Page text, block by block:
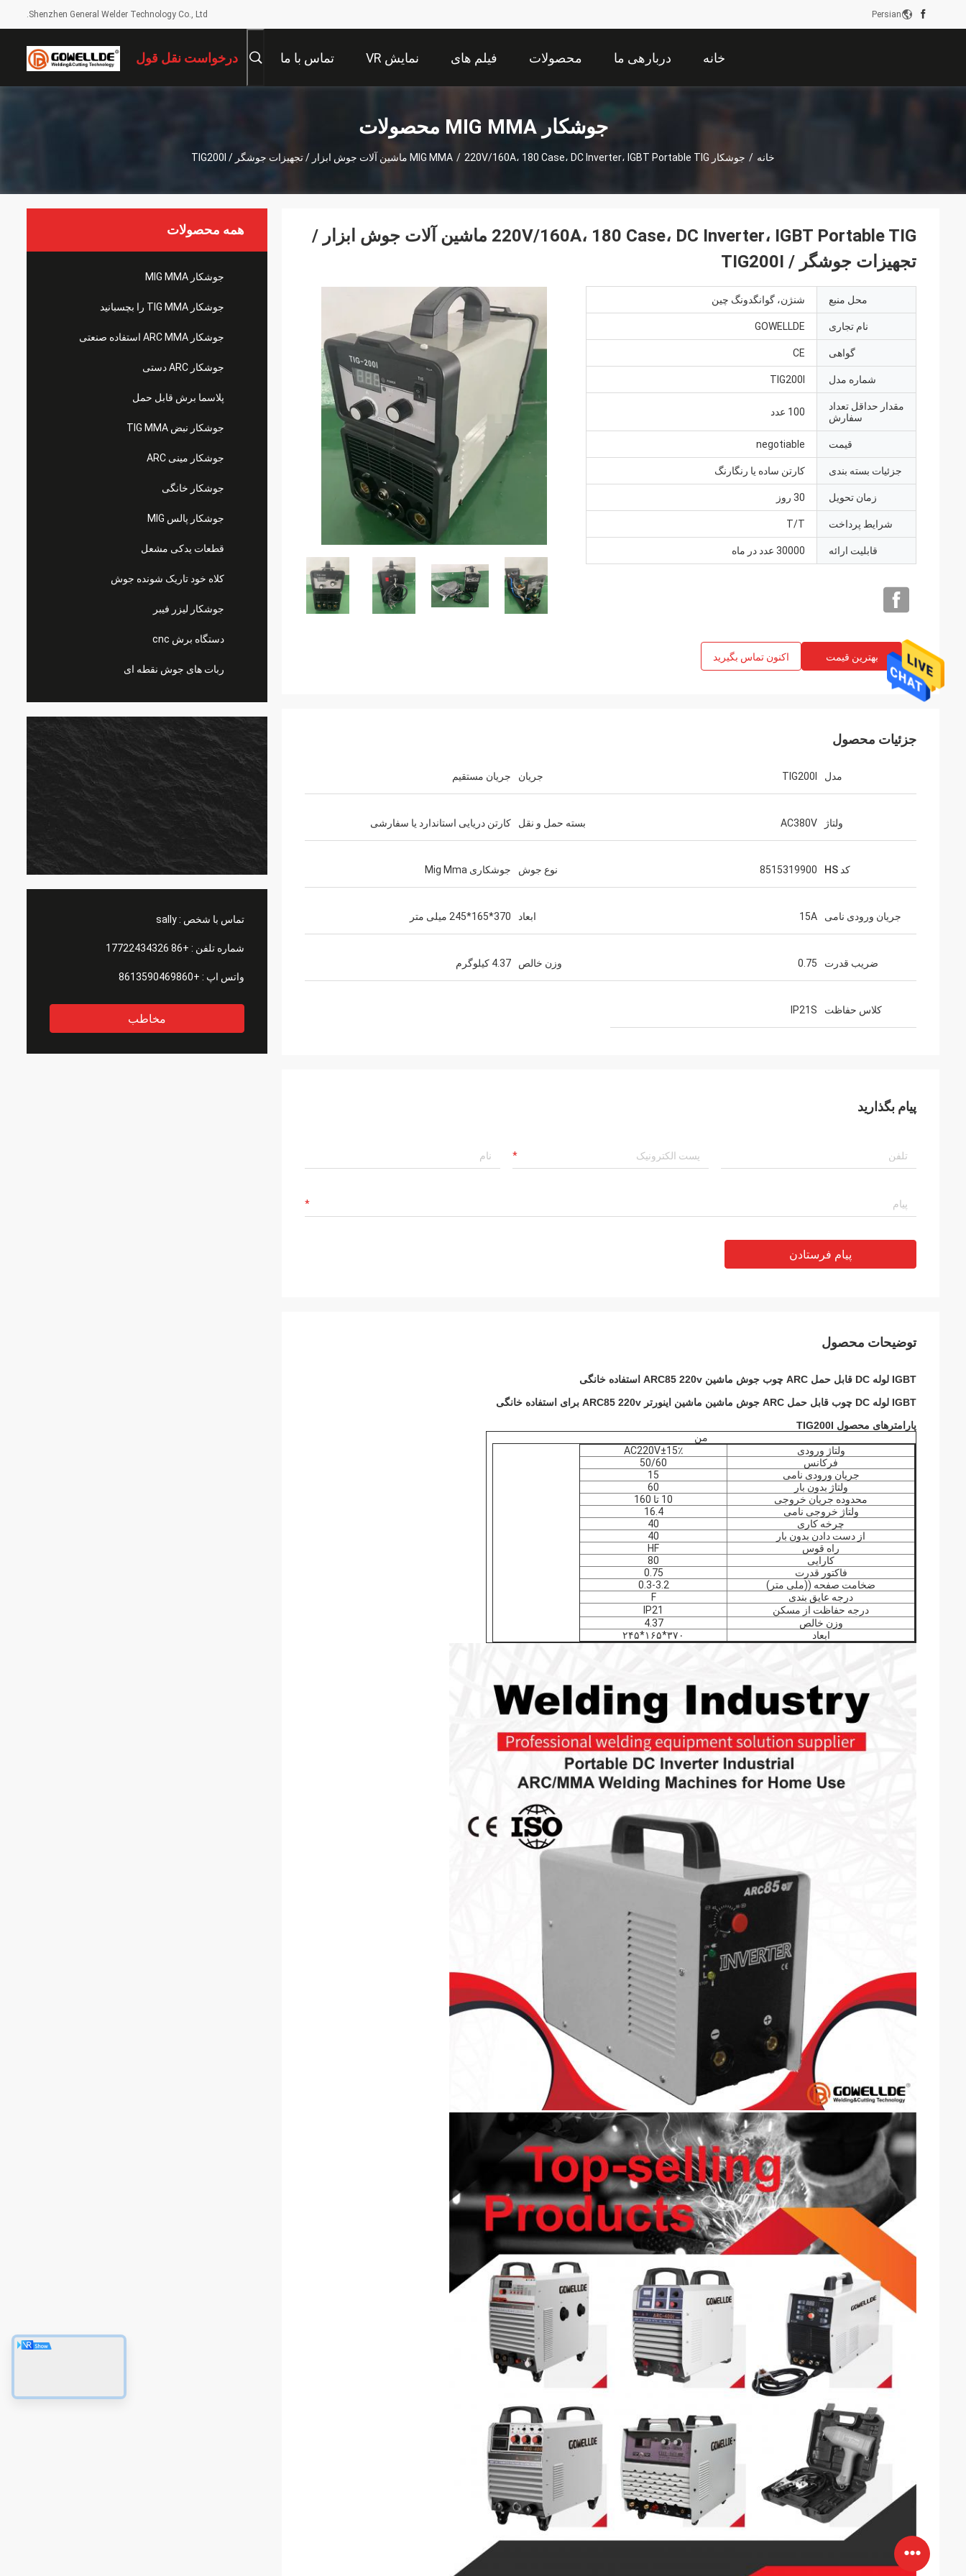
Shenzhen General Welder Technology Co., Ltd. Persian
خانه دربارهی ما محصولات فیلم های نمایش VR تماس با ما درخواست نقل قول
جوشکار MIG MMA محصولات
خانه / جوشکار MIG MMA / 220V/160A، 180 Case، DC Inverter، IGBT Portable TIG ماشین آلات جوش ابزار / تجهیزات جوشگر / TIG200I
همه محصولات
جوشکار MIG MMA
جوشکار TIG MMA را بچسبانید
جوشکار ARC MMA استفاده صنعتی
جوشکار ARC دستی
پلاسما برش قابل حمل
جوشکار نبض TIG MMA
جوشکار مینی ARC
جوشکار خانگی
جوشکار پالس MIG
قطعات یدکی مشعل
کلاه خود تاریک شونده جوش
جوشکار لیزر فیبر
دستگاه برش cnc
ربات های جوش نقطه ای
تماس با شخص :sally
شماره تلفن : +86 17722434326
واتس اپ : +8613590469860
مخاطب
220V/160A، 180 Case، DC Inverter، IGBT Portable TIG ماشین آلات جوش ابزار /
تجهیزات جوشگر / TIG200I
محل منبع شنژن، گوانگدونگ چین
نام تجاری GOWELLDE
گواهی CE
شماره مدل TIG200I
مقدار حداقل تعداد
سفارش
100 عدد
قیمت negotiable
جزئیات بسته بندی کارتن ساده یا رنگارنگ
زمان تحویل 30 روز
شرایط پرداخت T/T
قابلیت ارائه 30000 عدد در ماه
بهترین قیمت اکنون تماس بگیرید
جزئیات محصول
مدل TIG200I جریان جریان مستقیم
ولتاژ AC380V بسته حمل و نقل کارتن دریایی استاندارد یا سفارشی
کد HS 8515319900 نوع جوش جوشکاری Mig Mma
جریان ورودی نامی 15A ابعاد 370*165*245 میلی متر
ضریب قدرت 0.75 وزن خالص 4.37 کیلوگرم
کلاس حفاظت IP21S
پیام بگذارید
پیام فرستادن
توضیحات محصول
IGBT لوله DC قابل حمل ARC چوب جوش ماشین ARC85 220v استفاده خانگی
IGBT لوله DC چوب قابل حمل ARC جوش ماشین ماشین اینورتر ARC85 220v برای استفاده خانگی
پارامترهای محصول TIG200I
من
ولتاژ ورودی
AC220V±15٪
فرکانس
50/60
جریان ورودی نامی
15
ولتاژ بدون بار
60
محدوده جریان خروجی
10 تا 160
ولتاژ خروجی نامی
16.4
چرخه کاری
40
از دست دادن بدون بار
40
راه قوس
HF
کارایی
80
فاکتور قدرت
0.75
ضخامت صفحه ((ملی متر)
0.3-3.2
درجه عایق بندی
F
درجه حفاظت از مسکن
IP21
وزن خالص
4.37
ابعاد
۳۷۰*۱۶۵*۲۴۵